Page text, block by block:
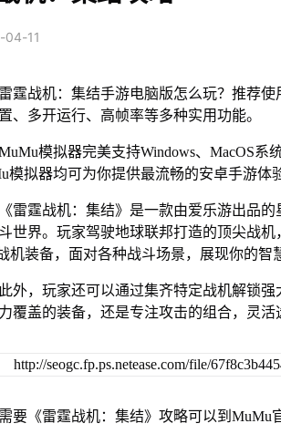
04-11
雷霆战机：集结手游电脑版怎么玩？推荐
、多开运行、高帧率等多种实用功能。
模拟器完美支持Windows、MacOS系
模拟器均可为你提供最流畅的安卓手游体
《雷霆战机：集结》是一款由爱乐游出品
世界。玩家驾驶地球联邦打造的顶尖战
机装备，面对各种战斗场景，展现你的智
此外，玩家还可以通过集齐特定战机解锁
覆盖的装备，还是专注攻击的组合，灵活
需要《雷霆战机：集结》攻略可以到MuMu